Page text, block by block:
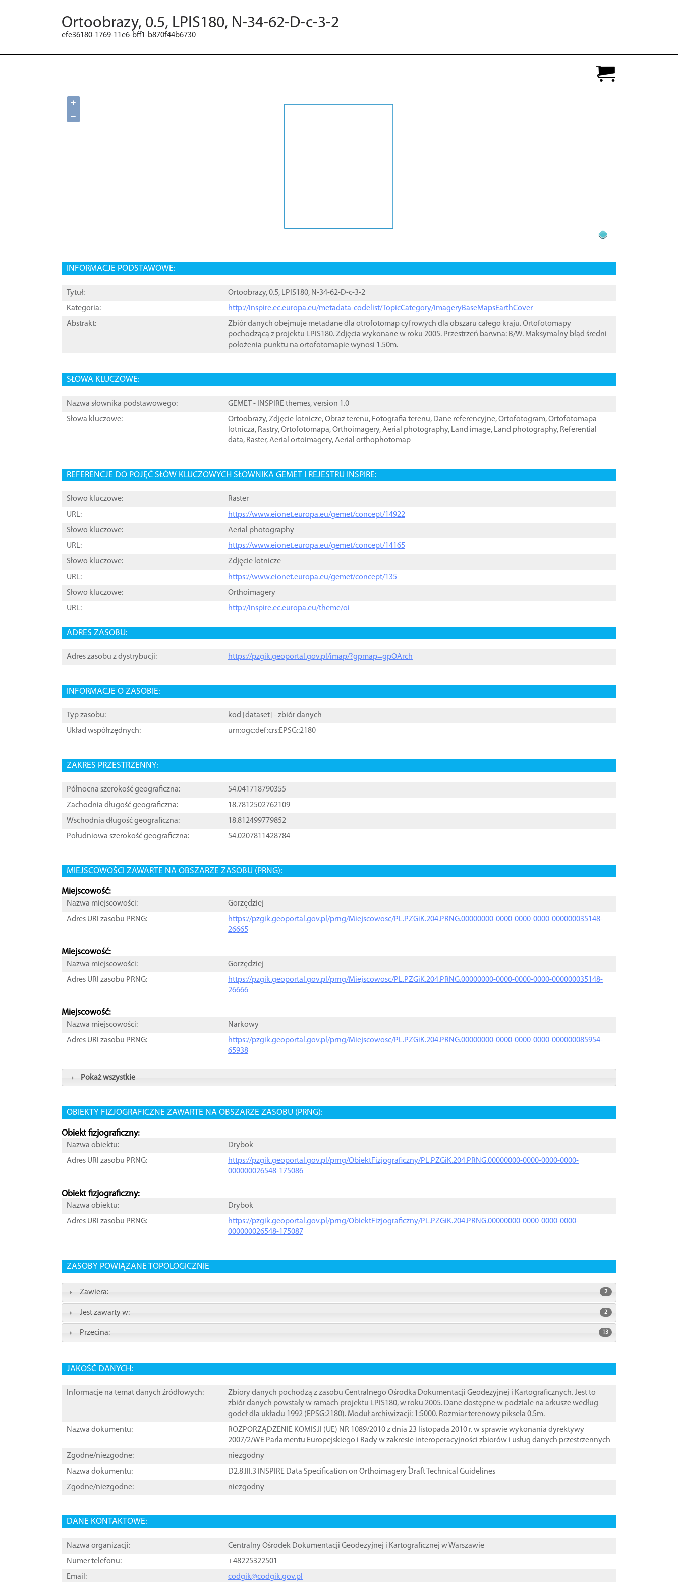
Ortoobrazy, 0.5, LPIS180, N-34-62-D-c-3-2
efe36180-1769-11e6-bff1-b870f44b6730
+
−
INFORMACJE PODSTAWOWE:
Tytuł:
Ortoobrazy, 0.5, LPIS180, N-34-62-D-c-3-2
Kategoria:
http://inspire.ec.europa.eu/metadata-codelist/TopicCategory/imageryBaseMapsEarthCover
Abstrakt:
Zbiór danych obejmuje metadane dla otrofotomap cyfrowych dla obszaru całego kraju. Ortofotomapy
pochodzącą z projektu LPIS180. Zdjęcia wykonane w roku 2005. Przestrzeń barwna: B/W. Maksymalny błąd średni
położenia punktu na ortofotomapie wynosi 1.50m.
SŁOWA KLUCZOWE:
Nazwa słownika podstawowego:
GEMET - INSPIRE themes, version 1.0
Słowa kluczowe:
Ortoobrazy,Zdjęcie lotnicze,Obraz terenu, Fotografia terenu, Dane referencyjne,Ortofotogram,Ortofotomapa
lotnicza, Rastry,Ortofotomapa,Orthoimagery,Aerial photography, Land image, Land photography, Referential
data, Raster,Aerial ortoimagery,Aerial orthophotomap
REFERENCJE DO POJĘĆ SŁÓW KLUCZOWYCH SŁOWNIKA GEMET I REJESTRU INSPIRE:
Słowo kluczowe:
Raster
URL:
https://www.eionet.europa.eu/gemet/concept/14922
Słowo kluczowe:
Aerial photography
URL:
https://www.eionet.europa.eu/gemet/concept/14165
Słowo kluczowe:
Zdjęcie lotnicze
URL:
https://www.eionet.europa.eu/gemet/concept/135
Słowo kluczowe:
Orthoimagery
URL:
http://inspire.ec.europa.eu/theme/oi
ADRES ZASOBU:
Adres zasobu z dystrybucji: https://pzgik.geoportal.gov.pl/imap/?gpmap=gpOArch
INFORMACJE O ZASOBIE:
Typ zasobu: kod [ dataset ] - zbiór danych
Układ współrzędnych:
urn:ogc:def:crs:EPSG::2180
ZAKRES PRZESTRZENNY:
Północna szerokość geograficzna:
54.041718790355
Zachodnia długość geograficzna:
18.7812502762109
Wschodnia długość geograficzna:
18.812499779852
Południowa szerokość geograficzna:
54.0207811428784
MIEJSCOWOŚCI ZAWARTE NA OBSZARZE ZASOBU (PRNG):
Miejscowość:
Nazwa miejscowości:
Gorzędziej
Adres URI zasobu PRNG:
https://pzgik.geoportal.gov.pl/prng/Miejscowosc/PL.PZGiK.204.PRNG.00000000-0000-0000-0000-000000035148-
26665
Miejscowość:
Nazwa miejscowości:
Gorzędziej
Adres URI zasobu PRNG:
https://pzgik.geoportal.gov.pl/prng/Miejscowosc/PL.PZGiK.204.PRNG.00000000-0000-0000-0000-000000035148-
26666
Miejscowość:
Nazwa miejscowości:
Narkowy
Adres URI zasobu PRNG:
https://pzgik.geoportal.gov.pl/prng/Miejscowosc/PL.PZGiK.204.PRNG.00000000-0000-0000-0000-000000085954-
65938
Pokaż wszystkie
OBIEKTY FIZJOGRAFICZNE ZAWARTE NA OBSZARZE ZASOBU (PRNG):
Obiekt fizjograficzny:
Nazwa obiektu:
Drybok
Adres URI zasobu PRNG:
https://pzgik.geoportal.gov.pl/prng/ObiektFizjograficzny/PL.PZGiK.204.PRNG.00000000-0000-0000-0000-
000000026548-175086
Obiekt fizjograficzny:
Nazwa obiektu:
Drybok
Adres URI zasobu PRNG:
https://pzgik.geoportal.gov.pl/prng/ObiektFizjograficzny/PL.PZGiK.204.PRNG.00000000-0000-0000-0000-
000000026548-175087
ZASOBY POWIĄZANE TOPOLOGICZNIE
Zawiera: 2
Jest zawarty w: 2
Przecina: 13
JAKOŚĆ DANYCH:
Informacje na temat danych źródłowych:
Zbiory danych pochodzą z zasobu Centralnego Ośrodka Dokumentacji Geodezyjnej i Kartograficznych. Jest to
zbiór danych powstały w ramach projektu LPIS180, w roku 2005. Dane dostępne w podziale na arkusze według
godeł dla układu 1992 (EPSG:2180). Moduł archiwizacji: 1:5000. Rozmiar terenowy piksela 0.5m.
Nazwa dokumentu:
ROZPORZĄDZENIE KOMISJI (UE) NR 1089/2010 z dnia 23 listopada 2010 r. w sprawie wykonania dyrektywy
2007/2/WE Parlamentu Europejskiego i Rady w zakresie interoperacyjności zbiorów i usług danych przestrzennych
Zgodne/niezgodne:
niezgodny
Nazwa dokumentu:
D2.8.III.3 INSPIRE Data Specification on Orthoimagery ֠Draft Technical Guidelines
Zgodne/niezgodne:
niezgodny
DANE KONTAKTOWE:
Nazwa organizacji:
Centralny Ośrodek Dokumentacji Geodezyjnej i Kartograficznej w Warszawie
Numer telefonu:
+48225322501
Email:
codgik@codgik.gov.pl